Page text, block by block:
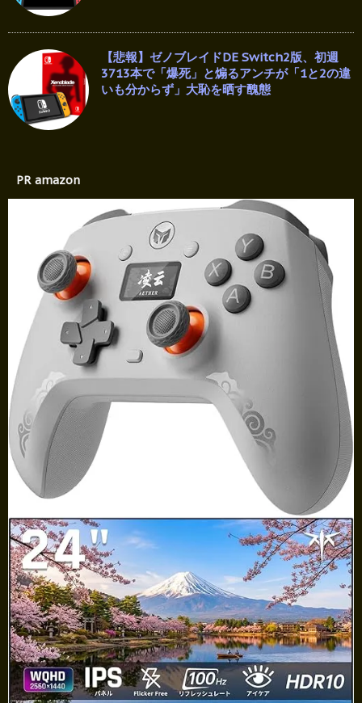
【悲報】ゼノブレイドDE Switch2版、初週
3713本で「爆死」と煽るアンチが「1と2の違
いも分からず」大恥を晒す醜態
PR amazon